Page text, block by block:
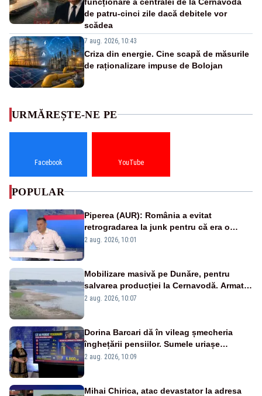
de patru-cinci zile dacă debitele vor
scădea
7 aug. 2026, 10:43
Criza din energie. Cine scapă de măsurile
de raționalizare impuse de Bolojan
URMĂREȘTE-NE PE
Facebook YouTube
POPULAR
Piperea (AUR): România a evitat
retrogradarea la junk pentru că era o
catastrofă pentru bănci și fondurile de
2 aug. 2026, 10:01
Mobilizare masivă pe Dunăre, pentru
salvarea producției la Cernavodă. Armata
va detona o stâncă și va devia apa
2 aug. 2026, 10:07
Dorina Barcari dă în vileag șmecheria
înghețării pensiilor. Sumele uriașe
pierdute de fiecare român
2 aug. 2026, 10:09
Mihai Chirica, atac devastator la adresa